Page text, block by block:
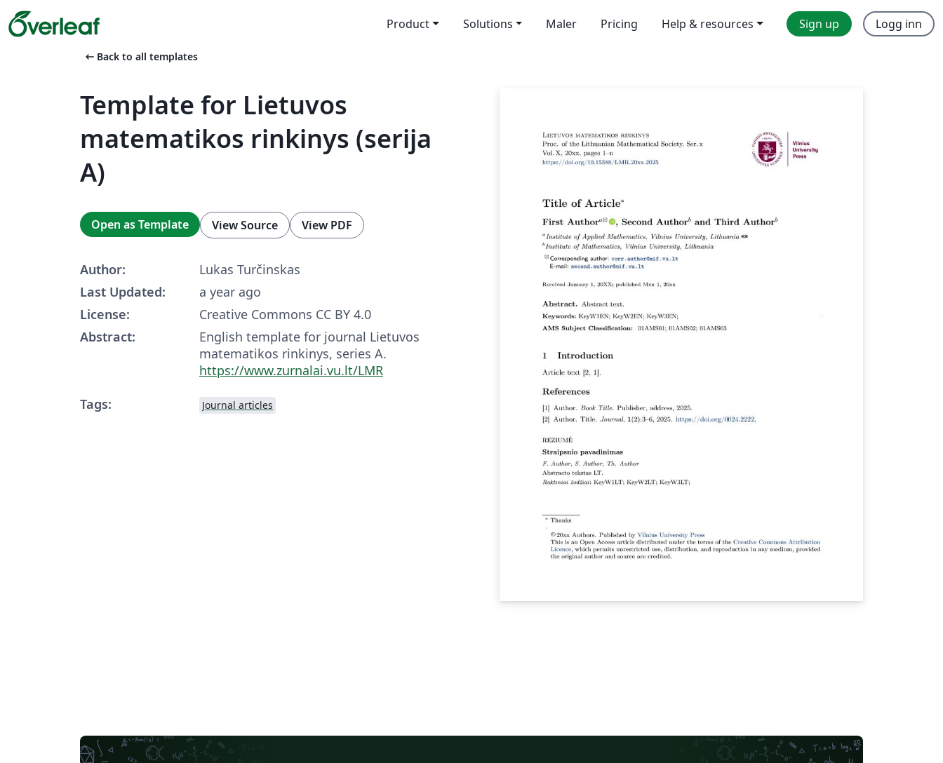
Product Solutions Maler Pricing Help & resources Sign up Logg inn
arrow_left_alt Back to all templates
Template for Lietuvos
matematikos rinkinys (serija
A)
Open as Template View Source View PDF
Author:
Lukas Turčinskas
Last Updated:
a year ago
License:
Creative Commons CC BY 4.0
Abstract:
English template for journal Lietuvos
matematikos rinkinys, series A.
https://www.zurnalai.vu.lt/LMR
Tags:
Journal articles